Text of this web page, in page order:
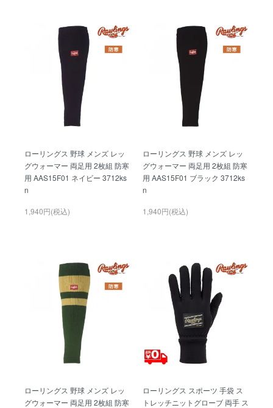
ローリングス 野球 メンズ レッ
グウォーマー 両足用 2枚組 防寒
用 AAS15F01 ネイビー 3712ks
n
1,940円(税込)
ローリングス 野球 メンズ レッ
グウォーマー 両足用 2枚組 防寒
用 AAS15F01 ブラック 3712ks
n
1,940円(税込)
ローリングス 野球 メンズ レッ
グウォーマー 両足用 2枚組 防寒
ローリングス スポーツ 手袋 ス
トレッチニットグローブ 両手 ス